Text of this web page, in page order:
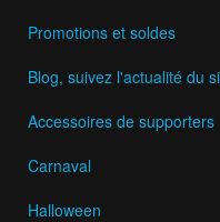
Promotions et soldes
Blog, suivez l'actualité du
Accessoires de supporters
Carnaval
Halloween